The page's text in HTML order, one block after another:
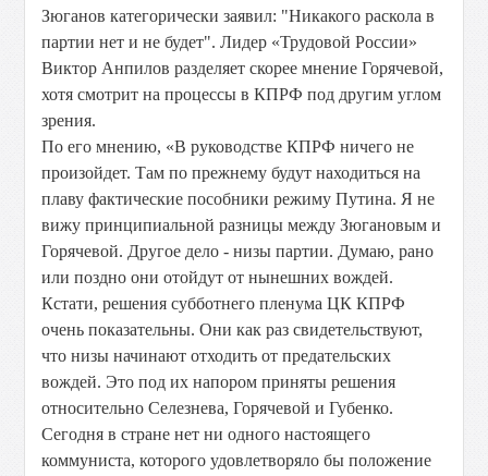
Зюганов категорически заявил: "Никакого раскола в
партии нет и не будет". Лидер «Трудовой России»
Виктор Анпилов разделяет скорее мнение Горячевой,
хотя смотрит на процессы в КПРФ под другим углом
зрения.
По его мнению, «В руководстве КПРФ ничего не
произойдет. Там по прежнему будут находиться на
плаву фактические пособники режиму Путина. Я не
вижу принципиальной разницы между Зюгановым и
Горячевой. Другое дело - низы партии. Думаю, рано
или поздно они отойдут от нынешних вождей.
Кстати, решения субботнего пленума ЦК КПРФ
очень показательны. Они как раз свидетельствуют,
что низы начинают отходить от предательских
вождей. Это под их напором приняты решения
относительно Селезнева, Горячевой и Губенко.
Сегодня в стране нет ни одного настоящего
коммуниста, которого удовлетворяло бы положение